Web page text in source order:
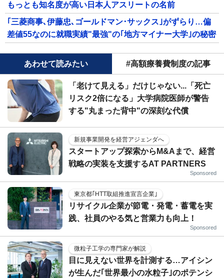
もっとも知名度が高い日本人アスリートの名前
｢三菱商事､伊藤忠､ゴールドマン･サックス｣がずらり…偏
差値55なのに就職実績"最強"の｢地方マイナー大学｣の秘密
あわせて読みたい #高額療養費制度の記事
「老けて見える」だけじゃない...「死亡
リスク2倍になる」大学病院医師が警告
する"丸まった背中"の深刻な代償
新規事業開発を経営アジェンダへ
スタートアップ探索からM&Aまで、経営
戦略の実装を支援するAT PARTNERS
Sponsored
東京都｢HTT取組推進宣言企業｣
リサイクル企業が節電・発電・蓄電を実
践、社員のやる気と営業力も向上！
Sponsored
微粒子工学の専門家が解説
目に見えない世界を計測する…アイシン
が生んだ｢世界最小の水粒子｣のポテンシ